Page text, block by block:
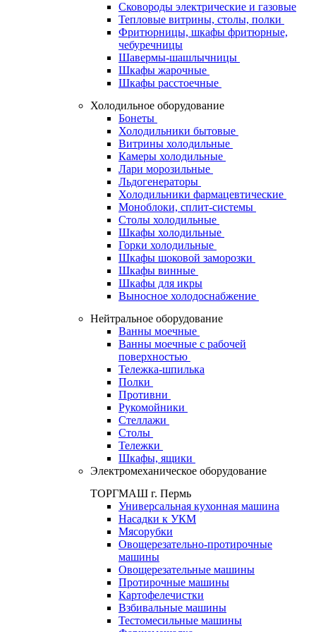
Сковороды электрические и газовые
Тепловые витрины, столы, полки
Фритюрницы, шкафы фритюрные,
чебуречницы
Шавермы-шашлычницы
Шкафы жарочные
Шкафы расстоечные
Холодильное оборудование
Бонеты
Холодильники бытовые
Витрины холодильные
Камеры холодильные
Лари морозильные
Льдогенераторы
Холодильники фармацевтические
Моноблоки, сплит-системы
Столы холодильные
Шкафы холодильные
Горки холодильные
Шкафы шоковой заморозки
Шкафы винные
Шкафы для икры
Выносное холодоснабжение
Нейтральное оборудование
Ванны моечные
Ванны моечные с рабочей
поверхностью
Тележка-шпилька
Полки
Противни
Рукомойники
Стеллажи
Столы
Тележки
Шкафы, ящики
Электромеханическое оборудование
ТОРГМАШ г. Пермь
Универсальная кухонная машина
Насадки к УКМ
Мясорубки
Овощерезательно-протирочные
машины
Овощерезательные машины
Протирочные машины
Картофелечистки
Взбивальные машины
Тестомесильные машины